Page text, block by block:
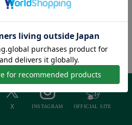
ッショ
品検索